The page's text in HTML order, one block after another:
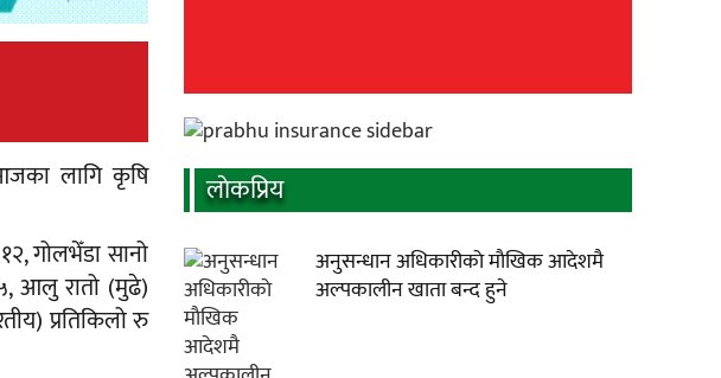
लागि कृषि
गोलभेँडा सानो
आलु रातो (मुढे)
प्रतिकिलो रु
लाेकप्रिय
अनुसन्धान अधिकारीकाे माैखिक आदेशमै
अल्पकालीन खाता बन्द हुने